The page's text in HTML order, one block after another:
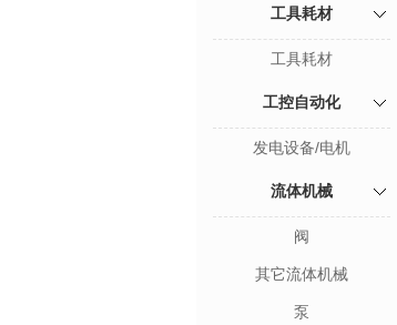
工具耗材
工具耗材
工控自动化
发电设备/电机
流体机械
阀
其它流体机械
泵